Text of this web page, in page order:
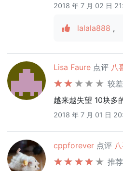
2018 年 7 月 02 日
lalala888 ,
Lisa Faure 点评 八
较差
越来越失望 10块多
2018 年 7 月 01 日
cppforever 点评
推荐